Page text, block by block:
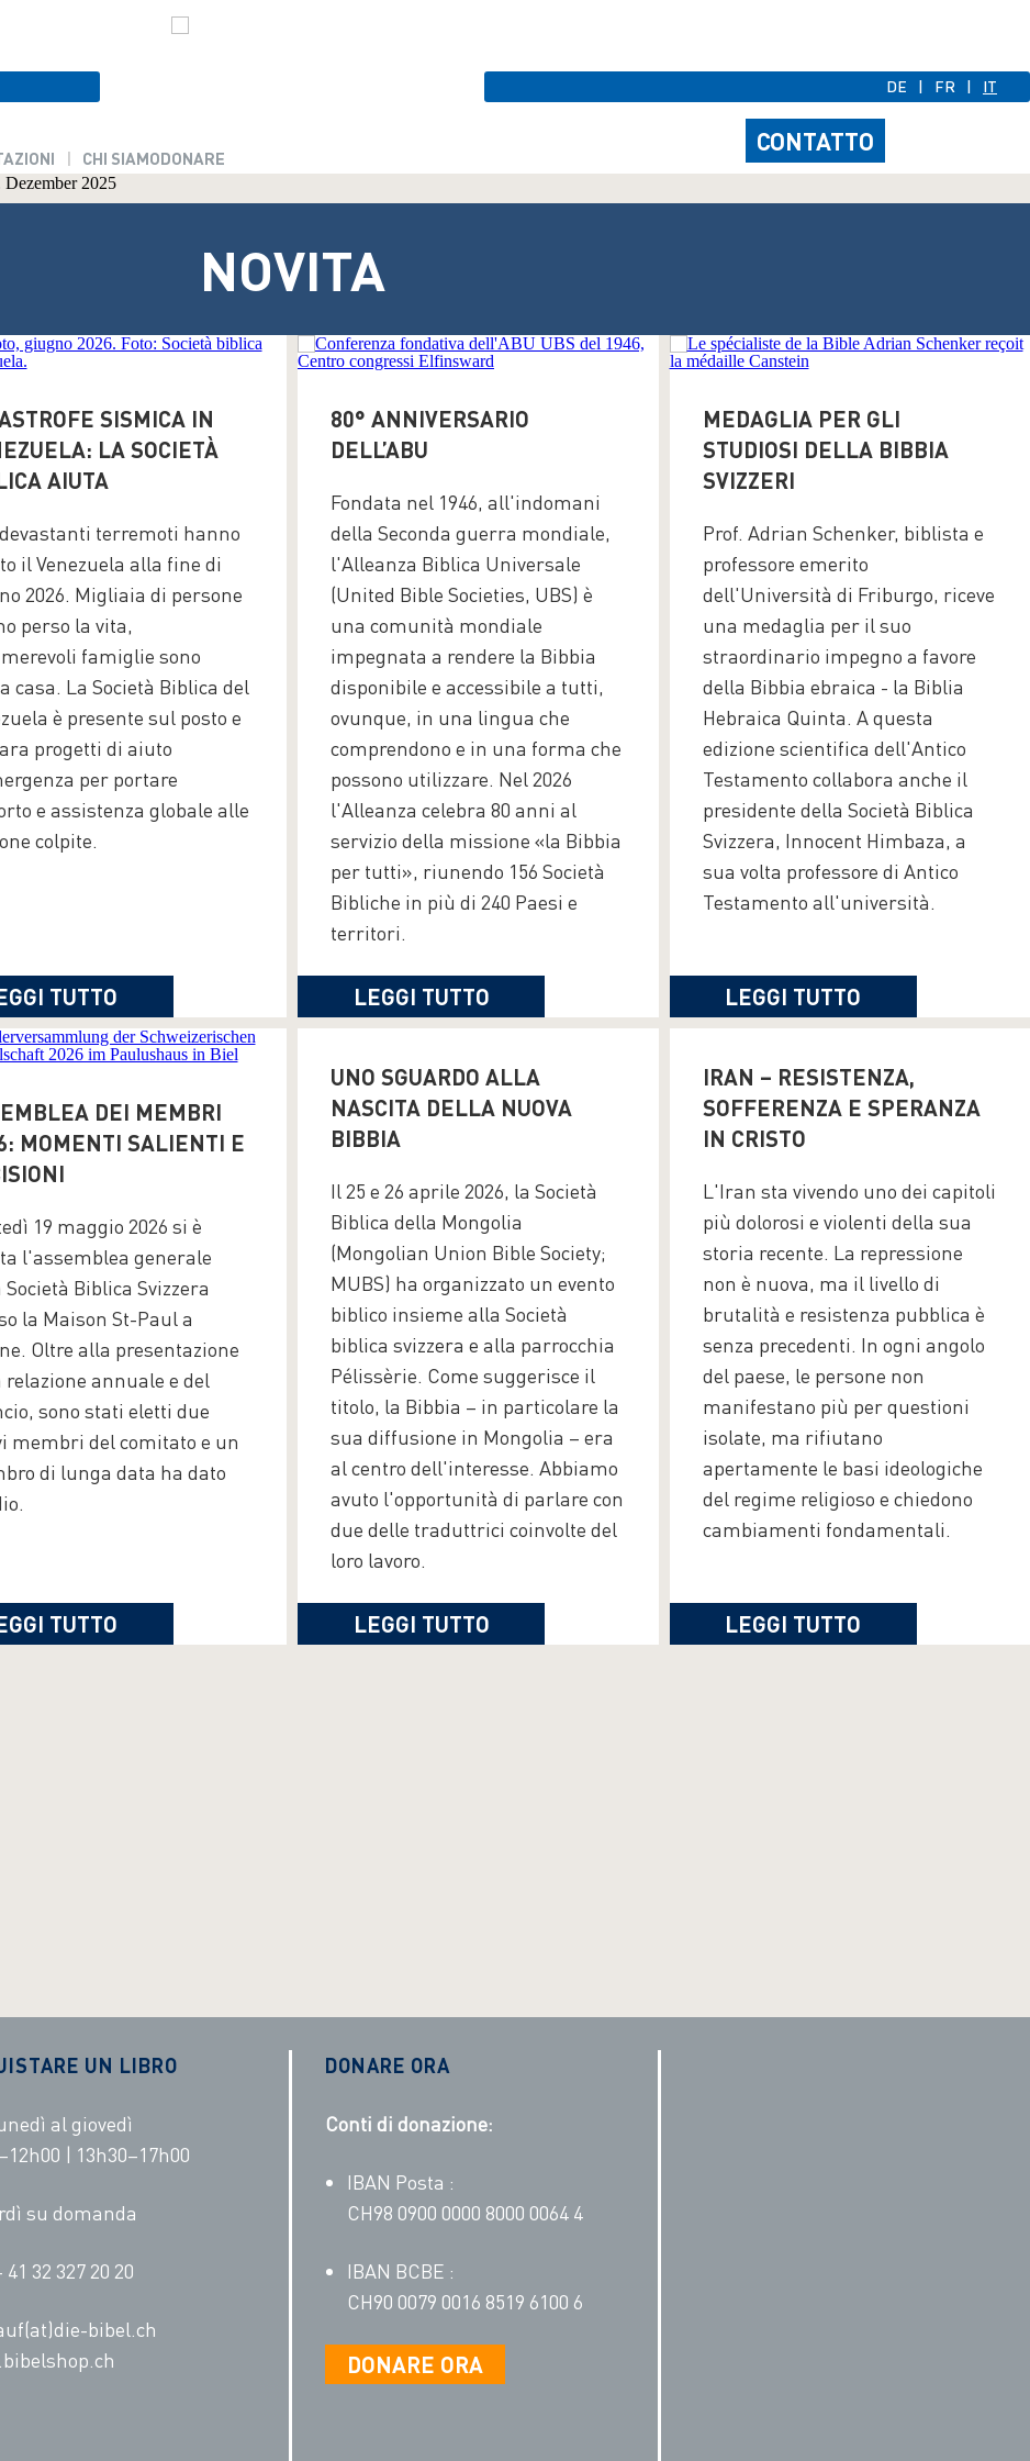
DE FR IT
CHI SIAMO
CONTATTO
DONARE
NOVITA
SISMICA IN
LA SOCIETÀ
AIUTA
terremoti hanno
il Venezuela alla fine di
2026. Migliaia di persone
perso la vita,
famiglie sono
casa. La Società Biblica del
è presente sul posto e
progetti di aiuto
per portare
e assistenza globale alle
colpite.
TUTTO
80° ANNIVERSARIO
DELL’ABU
Fondata nel 1946, all'indomani
della Seconda guerra mondiale,
l'Alleanza Biblica Universale
(United Bible Societies, UBS) è
una comunità mondiale
impegnata a rendere la Bibbia
disponibile e accessibile a tutti,
ovunque, in una lingua che
comprendono e in una forma che
possono utilizzare. Nel 2026
l'Alleanza celebra 80 anni al
servizio della missione «la Bibbia
per tutti», riunendo 156 Società
Bibliche in più di 240 Paesi e
territori.
LEGGI TUTTO
MEDAGLIA PER GLI
STUDIOSI DELLA BIBBIA
SVIZZERI
Prof. Adrian Schenker, biblista e
professore emerito
dell'Università di Friburgo, riceve
una medaglia per il suo
straordinario impegno a favore
della Bibbia ebraica - la Biblia
Hebraica Quinta. A questa
edizione scientifica dell'Antico
Testamento collabora anche il
presidente della Società Biblica
Svizzera, Innocent Himbaza, a
sua volta professore di Antico
Testamento all'università.
LEGGI TUTTO
DEI MEMBRI
MOMENTI SALIENTI E
19 maggio 2026 si è
l'assemblea generale
Biblica Svizzera
la Maison St-Paul a
Oltre alla presentazione
relazione annuale e del
sono stati eletti due
membri del comitato e un
di lunga data ha dato
TUTTO
UNO SGUARDO ALLA
NASCITA DELLA NUOVA
BIBBIA
Il 25 e 26 aprile 2026, la Società
Biblica della Mongolia
(Mongolian Union Bible Society;
MUBS) ha organizzato un evento
biblico insieme alla Società
biblica svizzera e alla parrocchia
Pélissèrie. Come suggerisce il
titolo, la Bibbia – in particolare la
sua diffusione in Mongolia – era
al centro dell'interesse. Abbiamo
avuto l'opportunità di parlare con
due delle traduttrici coinvolte del
loro lavoro.
LEGGI TUTTO
IRAN – RESISTENZA,
SOFFERENZA E SPERANZA
IN CRISTO
L'Iran sta vivendo uno dei capitoli
più dolorosi e violenti della sua
storia recente. La repressione
non è nuova, ma il livello di
brutalità e resistenza pubblica è
senza precedenti. In ogni angolo
del paese, le persone non
manifestano più per questioni
isolate, ma rifiutano
apertamente le basi ideologiche
del regime religioso e chiedono
cambiamenti fondamentali.
LEGGI TUTTO
UN LIBRO
al giovedì
| 13h30–17h00
su domanda
41 32 327 20 20
bibel.ch
DONARE ORA
Conti di donazione:
IBAN Posta :
CH98 0900 0000 8000 0064 4
IBAN BCBE :
CH90 0079 0016 8519 6100 6
DONARE ORA